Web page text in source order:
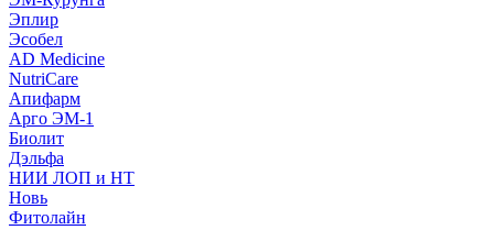
Эплир
Эсобел
AD Medicine
NutriCare
Апифарм
Арго ЭМ-1
Биолит
Дэльфа
НИИ ЛОП и НТ
Новь
Фитолайн